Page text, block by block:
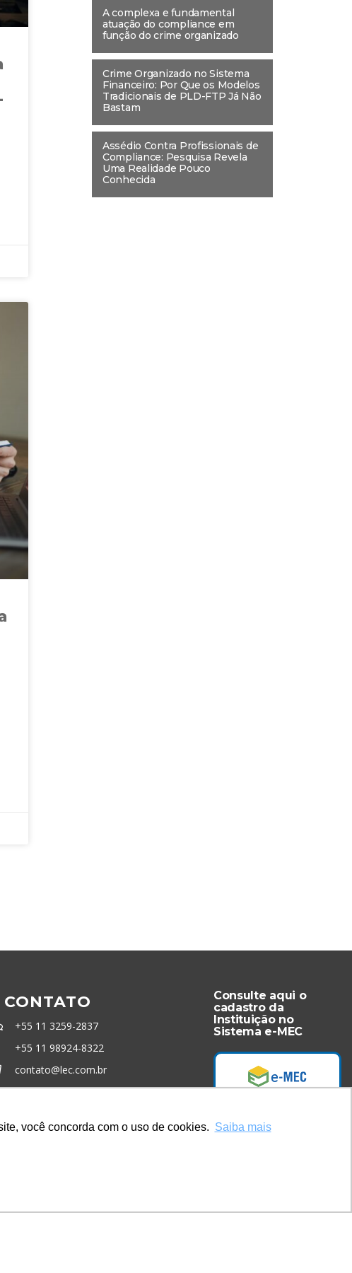
você concorda com o uso de cookies. Saiba mais
A complexa e fundamental
atuação do compliance em
função do crime organizado
Crime Organizado no Sistema
Financeiro: Por Que os Modelos
Tradicionais de PLD-FTP Já Não
Bastam
Assédio Contra Profissionais de
Compliance: Pesquisa Revela
Uma Realidade Pouco
Conhecida
CONTATO
+55 11 3259-2837
+55 11 98924-8322
contato@lec.com.br
Ferramenta Antifraude
Consulte aqui o
cadastro da
Instituição no
Sistema e-MEC